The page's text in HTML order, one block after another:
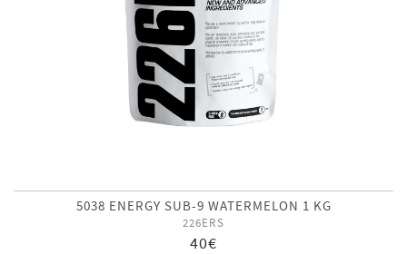
5038 ENERGY SUB-9 WATERMELON 1 KG
226ERS
40€